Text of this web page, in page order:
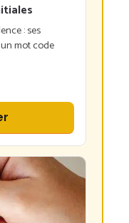
: ses
mot code